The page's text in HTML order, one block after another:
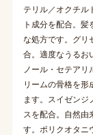
テリル／オクチル
ト成分を配合。
な処方です。グリ
合。適度なうるお
ノール・セテア
リームの骨格を形
ます。スイゼンジ
スを配合。自然由
す。ポリクオタニ